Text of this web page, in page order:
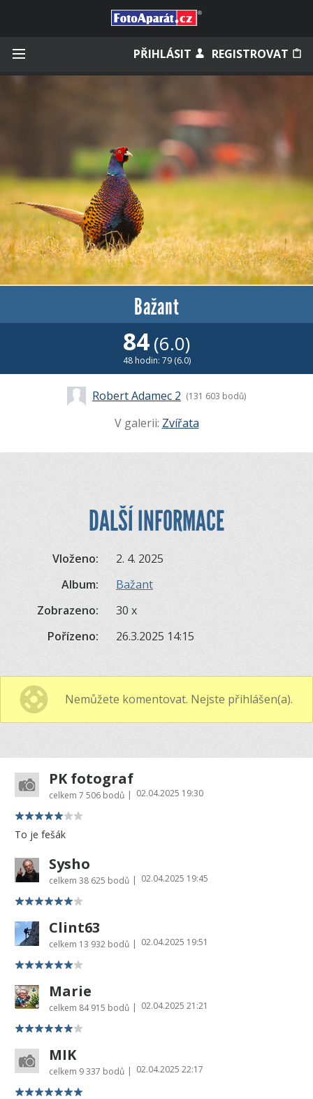
PŘIHLÁSIT REGISTROVAT
Zapamatovat
Zapomněli jste heslo?
Měli jste účet na starém webu?
Bažant
84(6.0)
48 hodin: 79 (6.0)
Robert Adamec 2 (131 603 bodů)
V galerii: Zvířata
DALŠÍ INFORMACE
Vloženo:
2. 4. 2025
Album:
Bažant
Zobrazeno:
30 x
Pořízeno:
26.3.2025 14:15
Nemůžete komentovat. Nejste přihlášen(a).
PK fotograf
celkem 7 506 bodů | 02.04.2025 19:30
To je fešák
Sysho
celkem 38 625 bodů | 02.04.2025 19:45
Clint63
celkem 13 932 bodů | 02.04.2025 19:51
Marie
celkem 84 915 bodů | 02.04.2025 21:21
MIK
celkem 9 337 bodů | 02.04.2025 22:17